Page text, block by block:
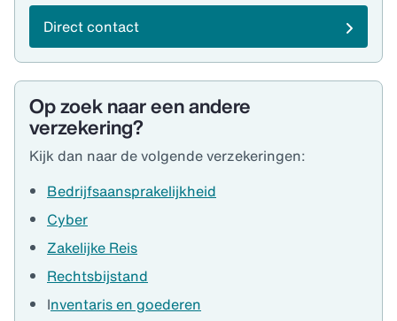
Direct contact
Op zoek naar een andere
verzekering?
Kijk dan naar de volgende verzekeringen:
Bedrijfsaansprakelijkheid
Cyber
Zakelijke Reis
Rechtsbijstand
Inventaris en goederen